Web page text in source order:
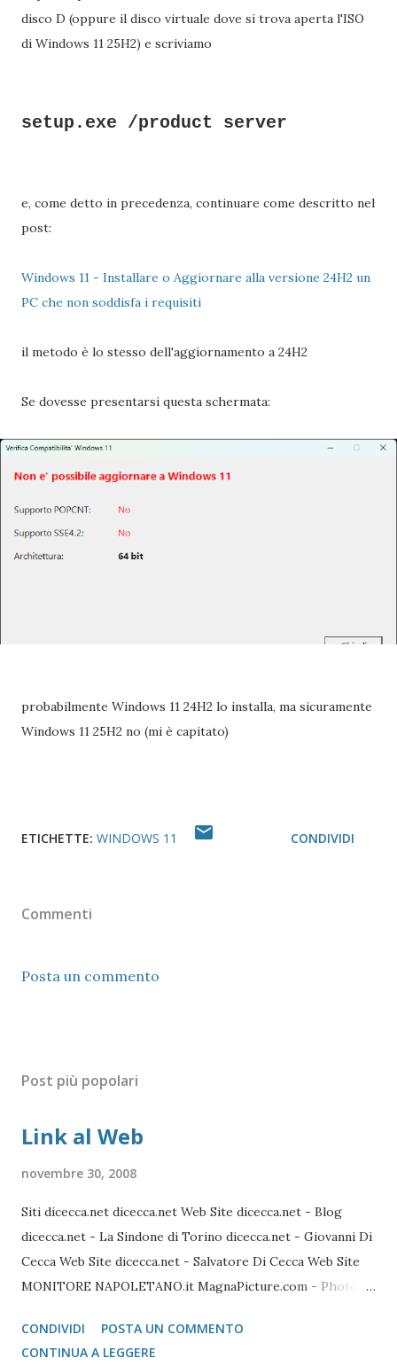
disco D (oppure il disco virtuale dove si trova aperta l'ISO
di Windows 11 25H2) e scriviamo
setup.exe /product server
e, come detto in precedenza, continuare come descritto nel
post:
Windows 11 - Installare o Aggiornare alla versione 24H2 un
PC che non soddisfa i requisiti
il metodo è lo stesso dell'aggiornamento a 24H2
Se dovesse presentarsi questa schermata:
probabilmente Windows 11 24H2 lo installa, ma sicuramente
Windows 11 25H2 no (mi è capitato)
ETICHETTE: WINDOWS 11 CONDIVIDI
Commenti
Posta un commento
Post più popolari
Link al Web
novembre 30, 2008
Siti dicecca.net dicecca.net Web Site dicecca.net - Blog
dicecca.net - La Sindone di Torino dicecca.net - Giovanni Di
Cecca Web Site dicecca.net - Salvatore Di Cecca Web Site
MONITORE NAPOLETANO.it MagnaPicture.com - Photo
Mozilla FireFox / Thunderbird / FileZilla Portable FireFox
Download localizzati FireFox Portable - Pagina download
CONDIVIDI
POSTA UN COMMENTO
CONTINUA A LEGGERE